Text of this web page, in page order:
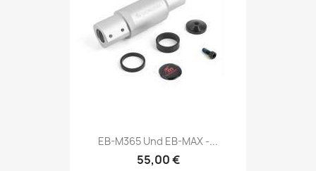
EB-M365 Und EB-MAX -...
55,00 €